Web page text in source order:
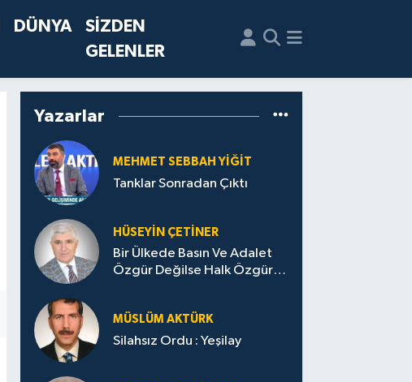
DÜNYA
SİZDEN
GELENLER
Yazarlar
MEHMET SEBBAH YİĞİT
Tanklar Sonradan Çıktı
HÜSEYIN ÇETİNER
Bir Ülkede Basın Ve Adalet
Özgür Değilse Halk Özgür
MÜSLÜM AKTÜRK
Silahsız Ordu : Yeşilay